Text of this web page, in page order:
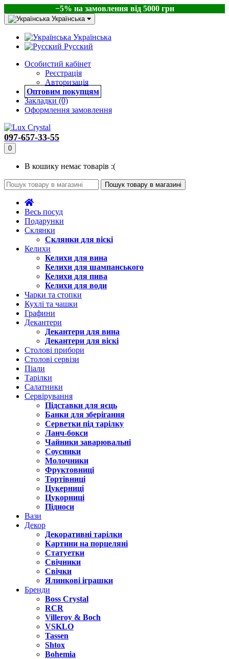
−5% на замовлення від 5000 грн
Українська
Українська
Русский
Особистий кабінет
Реєстрація
Авторизація
Оптовим покупцям
Закладки (0)
Оформлення замовлення
097-657-33-55
0
В кошику немає товарів :(
Пошук товару в магазині
Весь посуд
Подарунки
Склянки
Склянки для віскі
Келихи
Келихи для вина
Келихи для шампанського
Келихи для пива
Келихи для води
Чарки та стопки
Кухлі та чашки
Графини
Декантери
Декантери для вина
Декантери для віскі
Столові прибори
Столові сервізи
Піали
Тарілки
Салатники
Сервірування
Підставки для яєць
Банки для зберігання
Серветки під тарілку
Ланч-бокси
Чайники заварювальні
Соусники
Молочники
Фруктовниці
Тортівниці
Цукерниці
Цукорниці
Підноси
Вази
Декор
Декоративні тарілки
Картини на порцеляні
Статуетки
Свічники
Свічки
Ялинкові іграшки
Бренди
Boss Crystal
RCR
Villeroy & Boch
VSKLO
Tassen
Shtox
Bohemia